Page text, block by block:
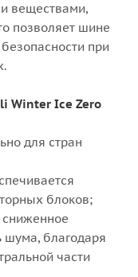
веществами,
позволяет шине
при
Winter Ice Zero
для стран
блоков;
сниженное
шума, благодаря
части